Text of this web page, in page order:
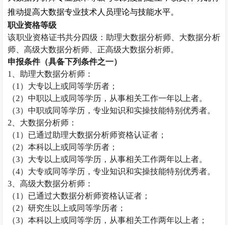
推动提高大数据专业技术人员理论与技能水平。
职业资格等级
该职业资格证书共分四级：助理大数据分析师、大数据分析
师、高级大数据分析师、正高级大数据分析师。
申报条件（具备下列条件之一）
1
、助理大数据分析师：
（1 ）大专以上或同等学历者；
（2）中职以上或同等学历，从事相关工作一年以上者。
（3）中职或同等学历，专业知识和实操技能特别优秀者。
2 、大数据分析师：
（1 ）已通过助理大数据分析师资格认证者；
（2）本科以上或同等学历者；
（3）大专以上或同等学历，从事相关工作两年以上者。
（4）大专或同等学历，专业知识和实操技能特别优秀者。
3 、高级大数据分析师：
（1 ）已通过大数据分析师资格认证者；
（2）研究生以上或同等学历者；
（3）本科以上或同等学历，从事相关工作两年以上者；